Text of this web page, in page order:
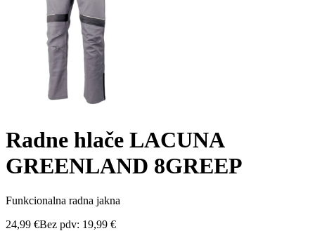
Radne hlače LACUNA
GREENLAND 8GREEP
Funkcionalna radna jakna
24,99 €Bez pdv: 19,99 €